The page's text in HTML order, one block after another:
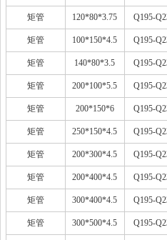
矩管 120*80*3.75 Q195-
矩管 100*150*4.5 Q195-
矩管 140*80*3.5 Q195-
矩管 200*100*5.5 Q195-
矩管 200*150*6 Q195-
矩管 250*150*4.5 Q195-
矩管 200*300*4.5 Q195-
矩管 200*400*4.5 Q195-
矩管 300*400*4.5 Q195-
矩管 300*500*4.5 Q195-